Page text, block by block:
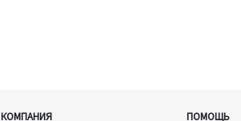
КОМПАНИЯ ПОМОЩЬ